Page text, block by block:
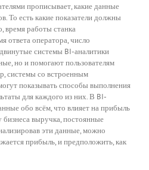
прописывает, какие данные
То есть какие показатели должны
время работы станка
ответа оператора, число
системы BI-аналитики
но и помогают пользователям
системы со встроенным
показывать способы выполнения
для каждого из них. В BI-
обо всём, что влияет на прибыль
выручка, постоянные
эти данные, можно
прибыль, и предположить, как